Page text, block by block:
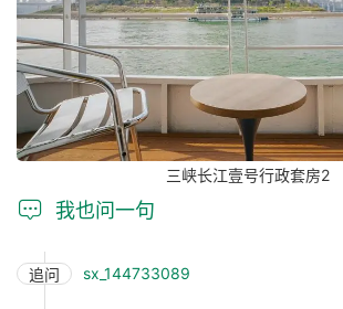
三峡长江壹号行政套房2
 我也问一句
追问 sx_144733089